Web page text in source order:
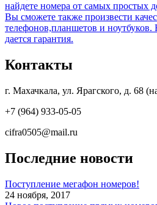
найдете номера от самых
Вы сможете также произвести
телефонов,планшетов и
дается гарантия.
Контакты
г. Махачкала, ул. Ярагского, д. 68
+7 (964) 933-05-05
cifra0505@mail.ru
Последние новости
Поступление мегафон номеров!
24 ноября, 2017